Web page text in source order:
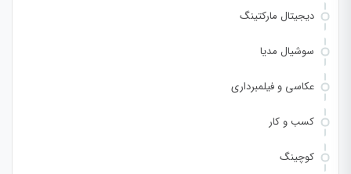
دیجیتال مارکتینگ
سوشیال مدیا
عکاسی و فیلمبرداری
کسب و کار
کوچینگ